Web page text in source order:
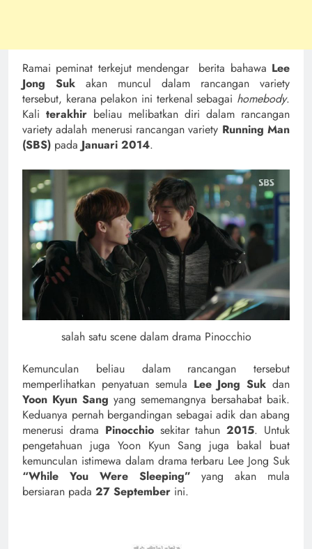
Ramai peminat terkejut mendengar berita bahawa Lee
Jong Suk akan muncul dalam rancangan variety
tersebut, kerana pelakon ini terkenal sebagai homebody.
Kali terakhir beliau melibatkan diri dalam rancangan
variety adalah menerusi rancangan variety Running Man
(SBS) pada Januari 2014.
salah satu scene dalam drama Pinocchio
Kemunculan beliau dalam rancangan tersebut
memperlihatkan penyatuan semula Lee Jong Suk dan
Yoon Kyun Sang yang sememangnya bersahabat baik.
Keduanya pernah bergandingan sebagai adik dan abang
menerusi drama Pinocchiosekitar tahun2015. Untuk
pengetahuan juga Yoon Kyun Sang juga bakal buat
kemunculan istimewa dalam drama terbaru Lee Jong Suk
“While You Were Sleeping” yang akan mula
bersiaran pada 27 September ini.